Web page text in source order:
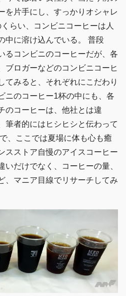
を片手にし、すっかりオシャレ
らい、コンビニコーヒーは人
中に溶け込んでいる。 普段
るコンビニのコーヒーだが、各
ブロガーなどのコンビニコーヒ
てみると、それぞれにこだわり
ニのコーヒー1杯の中にも、各
のコーヒーは、他社とは違
筆者的にはヒシヒシと伝わって
、ここでは夏場に体も心も癒
スストア自慢のアイスコーヒー
いだけでなく、コーヒーの量、
、マニア目線でリサーチしてみ